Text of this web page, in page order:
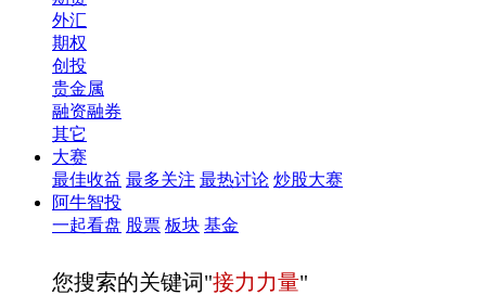
外汇
期权
创投
贵金属
融资融券
其它
大赛
最佳收益 最多关注 最热讨论 炒股大赛
阿牛智投
一起看盘 股票 板块 基金
您搜索的关键词"接力力量"